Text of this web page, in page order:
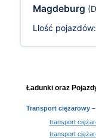
Magdeburg
Llość pojazdów:
Ładunki oraz
Transport ciężarowy–
transport
transport